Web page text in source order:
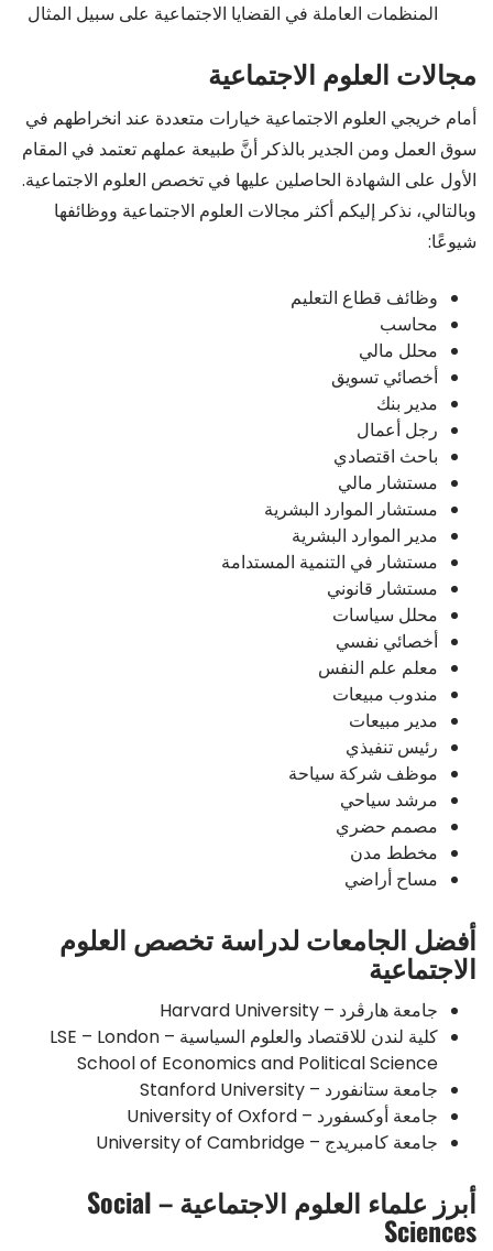
المنظمات العاملة في القضايا الاجتماعية على سبيل المثال
مجالات العلوم الاجتماعية
أمام خريجي العلوم الاجتماعية خيارات متعددة عند انخراطهم في
سوق العمل ومن الجدير بالذكر أنَّ طبيعة عملهم تعتمد في المقام
الأول على الشهادة الحاصلين عليها في تخصص العلوم الاجتماعية.
وبالتالي، نذكر إليكم أكثر مجالات العلوم الاجتماعية ووظائفها
شيوعًا:
وظائف قطاع التعليم
محاسب
محلل مالي
أخصائي تسويق
مدير بنك
رجل أعمال
باحث اقتصادي
مستشار مالي
مستشار الموارد البشرية
مدير الموارد البشرية
مستشار في التنمية المستدامة
مستشار قانوني
محلل سياسات
أخصائي نفسي
معلم علم النفس
مندوب مبيعات
مدير مبيعات
رئيس تنفيذي
موظف شركة سياحة
مرشد سياحي
مصمم حضري
مخطط مدن
مساح أراضي
أفضل الجامعات لدراسة تخصص العلوم
الاجتماعية
جامعة هارڤرد – Harvard University
كلية لندن للاقتصاد والعلوم السياسية – LSE – London
School of Economics and Political Science
جامعة ستانفورد – Stanford University
جامعة أوكسفورد – University of Oxford
جامعة كامبريدج – University of Cambridge
أبرز علماء العلوم الاجتماعية – Social
Sciences